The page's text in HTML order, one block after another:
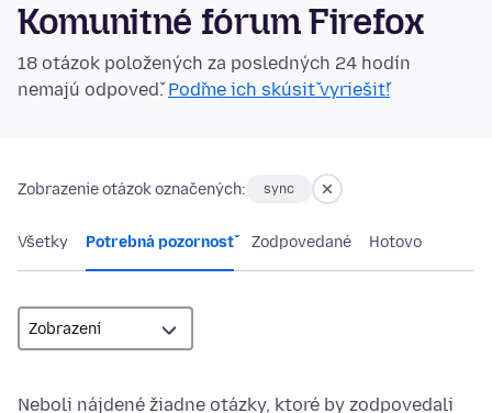
Komunitné fórum Firefox
18 otázok položených za posledných 24 hodín
nemajú odpoveď.Poďme ich skúsiť vyriešiť!
Zobrazenie otázok označených: sync
Všetky Potrebná pozornosť Zodpovedané Hotovo
Neboli nájdené žiadne otázky, ktoré by zodpovedali